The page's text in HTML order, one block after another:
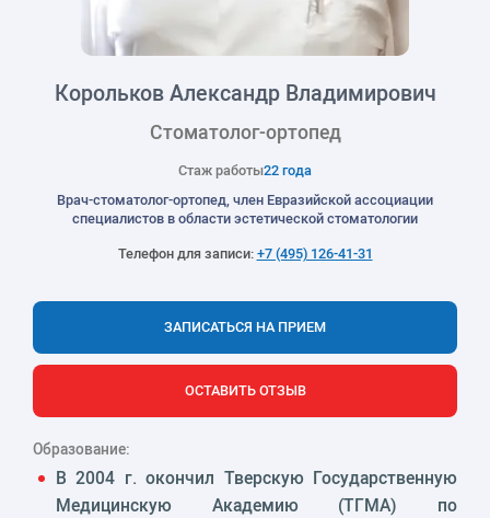
Корольков Александр Владимирович
Стоматолог-ортопед
Стаж работы22 года
Врач-стоматолог-ортопед, член Евразийской ассоциации
специалистов в области эстетической стоматологии
Телефон для записи:+7 (495) 126-41-31
ЗАПИСАТЬСЯ НА ПРИЕМ
ОСТАВИТЬ ОТЗЫВ
Образование:
В 2004 г. окончил Тверскую Государственную
Медицинскую Академию (ТГМА) по